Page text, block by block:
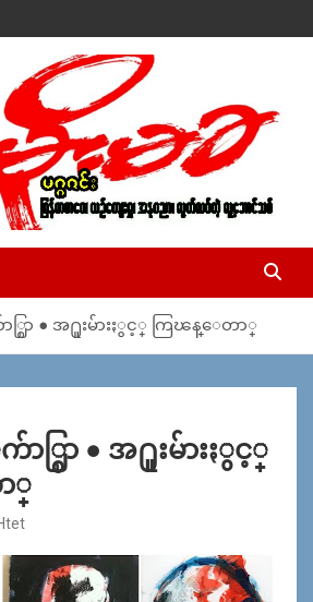
News &
ထပ္၊ လမ္း ၄၀၊ ေက်ာက္တံတား၊ ရန္ကုန္။
၄ ၊ ၀၉ ၄၂၁ ၇၄၃ ၇၅၃ ၊ ၀၉ ၅၀၄ ၁၀ ၅၈) ျ
၃၇ ၃၀၅ / ၀၉ ၉၆၃၆၉၉၈၃၄
ြာ ● အ႐ူးမ်ားႏွင့္ ကြၽန္ေတာ္
စြာ ● အ႐ူးမ်ားႏွင့္
ာ္